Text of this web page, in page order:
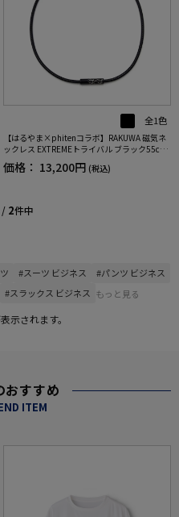
全1色
【はるやま×phitenコラボ】RAKUWA 磁気ネ
ックレス EXTREMEトライバル ブラック55cm
【こり・血行改善】
価格： 13,200円 (税込)
/ 2件中
#スーツ ビジネス
#パンツ ビジネス
#スラックス ビジネス もっと見る
示されます。
おすすめ
ITEM